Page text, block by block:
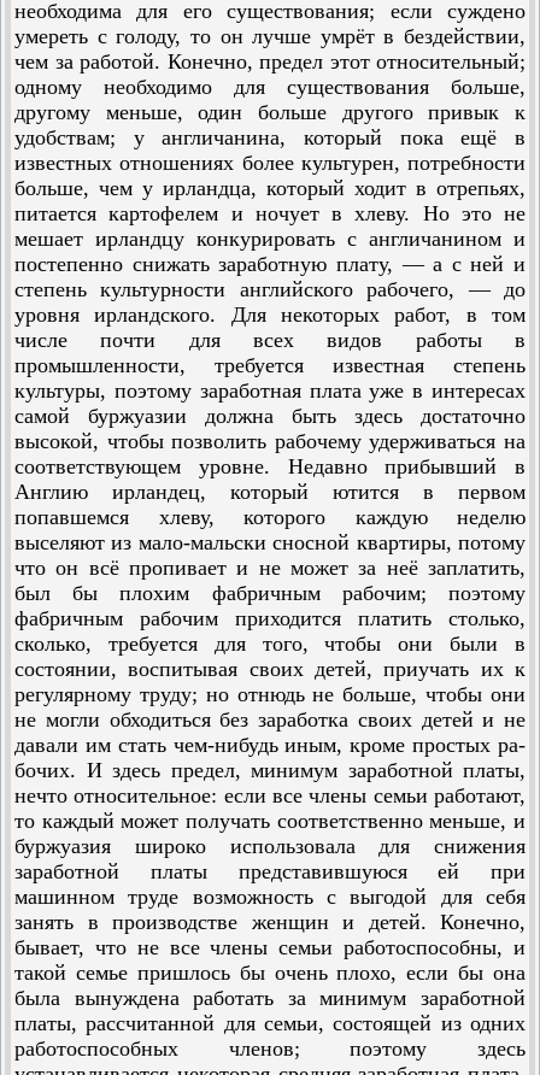
необходима для его существования; если суждено
умереть с голоду, то он лучше умрёт в бездействии,
чем за работой. Конечно, предел этот относительный;
одному необходимо для существования больше,
другому меньше, один больше другого привык к
удобствам; у англичанина, который пока ещё в
известных отношениях более культурен, потребности
больше, чем у ирландца, который ходит в отрепьях,
питается картофелем и ночует в хлеву. Но это не
мешает ирландцу конкурировать с англичанином и
постепенно снижать заработную плату, — а с ней и
степень культурности английского рабочего, — до
уровня ирландского. Для некоторых работ, в том
числе почти для всех видов работы в
промышленности, требуется известная степень
культуры, поэтому заработная плата уже в интересах
самой буржуазии должна быть здесь достаточно
высокой, чтобы позволить рабочему удерживаться на
соответствующем уровне. Недавно прибывший в
Англию ирландец, который ютится в первом
попавшемся хлеву, которого каждую неделю
выселяют из мало-мальски сносной квартиры, потому
что он всё пропивает и не может за неё заплатить,
был бы плохим фабричным рабочим; поэтому
фабричным рабочим приходится платить столько,
сколько, требуется для того, чтобы они были в
состоянии, воспитывая своих детей, приучать их к
регулярному труду; но отнюдь не больше, чтобы они
не могли обходиться без заработка своих детей и не
давали им стать чем-нибудь иным, кроме простых ра­
бочих. И здесь предел, минимум заработной платы,
нечто относительное: если все члены семьи работают,
то каждый может получать соответственно меньше, и
буржуазия широко использовала для снижения
заработной платы представившуюся ей при
машинном труде возможность с выгодой для себя
занять в производстве женщин и детей. Конечно,
бывает, что не все члены семьи работоспособны, и
такой семье пришлось бы очень плохо, если бы она
была вынуждена работать за мини­мум заработной
платы, рассчитанной для семьи, состоящей из одних
работоспособных членов; поэтому здесь